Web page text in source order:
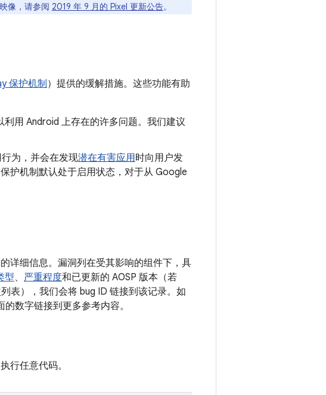
像，请参阅 2019 年 9 月的 Pixel 更新公告。
保护机制）提供的缓解措施。这些功能有助
用 Android 上存在的许多问题。我们建议
为，并会在发现潜在有害应用时向用户发
护机制默认处于启用状态，对于从 Google
详细信息。漏洞列在受其影响的组件下，具
型、 严重程度和已更新的 AOSP 版本（若
表），我们会将 bug ID 链接到该记录。如
数字链接到更多参考内容。
行任意代码。